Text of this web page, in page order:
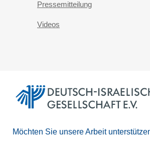
Pressemitteilung
Videos
Möchten Sie unsere Arbeit